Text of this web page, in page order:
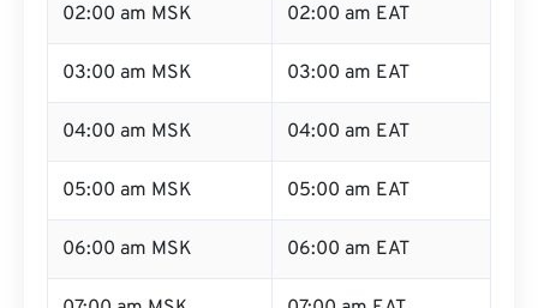
02:00 am MSK 02:00 am EAT
03:00 am MSK 03:00 am EAT
04:00 am MSK 04:00 am EAT
05:00 am MSK 05:00 am EAT
06:00 am MSK 06:00 am EAT